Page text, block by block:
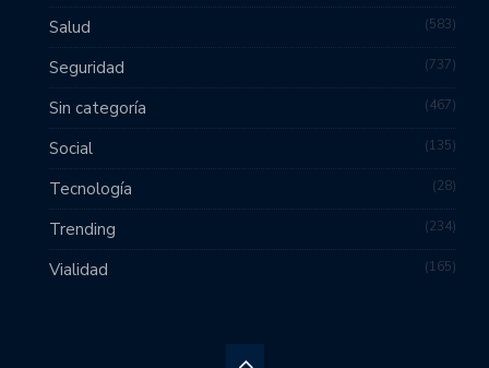
Salud 583
Seguridad 737
Sin categoría 467
Social 135
Tecnología 28
Trending 234
Vialidad 165